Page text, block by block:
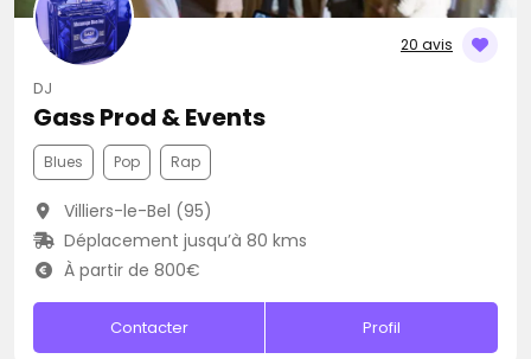
20 avis
DJ
Gass Prod & Events
Blues Pop Rap
Villiers-le-Bel (95)
Déplacement jusqu’à 80 kms
À partir de 800€
Contacter Profil